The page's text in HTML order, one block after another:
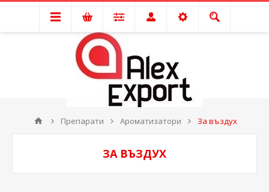
Препарати Ароматизатори За въздух
ЗА ВЪЗДУХ